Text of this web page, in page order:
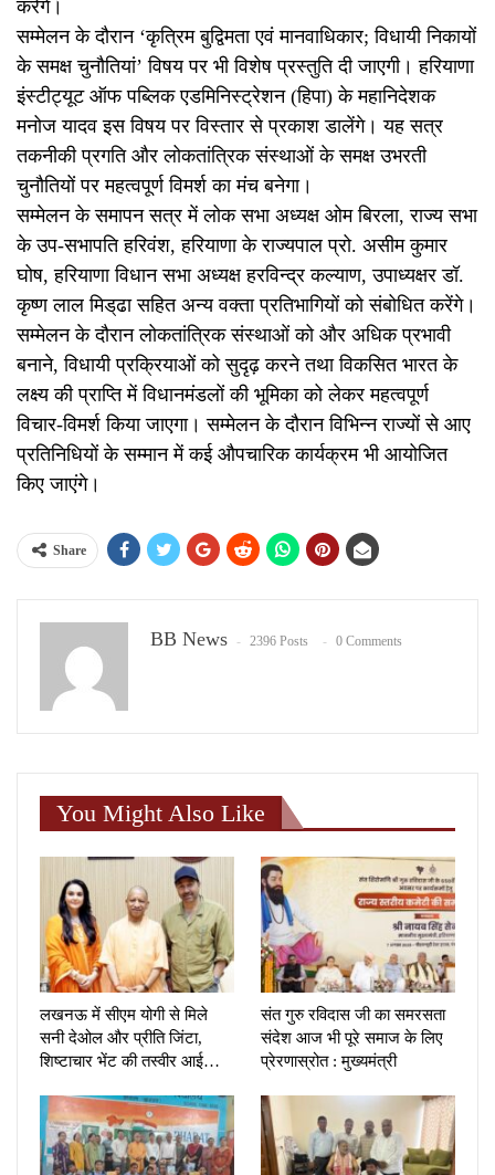
करेंगे।
सम्मेलन के दौरान ‘कृत्रिम बुद्विमता एवं मानवाधिकार; विधायी निकायों
के समक्ष चुनौतियां’ विषय पर भी विशेष प्रस्तुति दी जाएगी। हरियाणा
इंस्टीट्यूट ऑफ पब्लिक एडमिनिस्ट्रेशन (हिपा) के महानिदेशक
मनोज यादव इस विषय पर विस्तार से प्रकाश डालेंगे। यह सत्र
तकनीकी प्रगति और लोकतांत्रिक संस्थाओं के समक्ष उभरती
चुनौतियों पर महत्वपूर्ण विमर्श का मंच बनेगा।
सम्मेलन के समापन सत्र में लोक सभा अध्यक्ष ओम बिरला, राज्य सभा
के उप-सभापति हरिवंश, हरियाणा के राज्यपाल प्रो. असीम कुमार
घोष, हरियाणा विधान सभा अध्यक्ष हरविन्द्र कल्याण, उपाध्यक्षर डॉ.
कृष्ण लाल मिड्‌ढा सहित अन्य वक्ता प्रतिभागियों को संबोधित करेंगे।
सम्मेलन के दौरान लोकतांत्रिक संस्थाओं को और अधिक प्रभावी
बनाने, विधायी प्रक्रियाओं को सुदृढ़ करने तथा विकसित भारत के
लक्ष्य की प्राप्ति में विधानमंडलों की भूमिका को लेकर महत्वपूर्ण
विचार-विमर्श किया जाएगा। सम्मेलन के दौरान विभिन्न राज्यों से आए
प्रतिनिधियों के सम्मान में कई औपचारिक कार्यक्रम भी आयोजित
किए जाएंगे।
Share
BB News 2396 Posts 0 Comments
You Might Also Like
लखनऊ में सीएम योगी से मिले
सनी देओल और प्रीति जिंटा,
शिष्टाचार भेंट की तस्वीर आई…
संत गुरु रविदास जी का समरसता
संदेश आज भी पूरे समाज के लिए
प्रेरणास्रोत : मुख्यमंत्री